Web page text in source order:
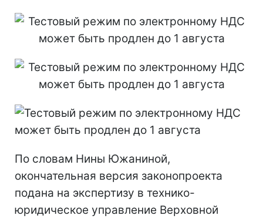
По словам Нины Южаниной,
окончательная версия законопроекта
подана на экспертизу в технико-
юридическое управление Верховной